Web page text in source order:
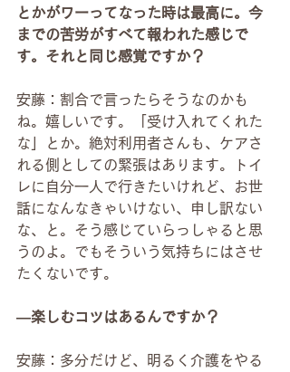
とかがワーってなった時は最高に。今
までの苦労がすべて報われた感じで
す。それと同じ感覚ですか？
安藤：割合で言ったらそうなのかも
ね。嬉しいです。「受け入れてくれた
な」とか。絶対利用者さんも、ケアさ
れる側としての緊張はあります。トイ
レに自分一人で行きたいけれど、お世
話になんなきゃいけない、申し訳ない
な、と。そう感じていらっしゃると思
うのよ。でもそういう気持ちにはさせ
たくないです。
―楽しむコツはあるんですか？
安藤：多分だけど、明るく介護をやる